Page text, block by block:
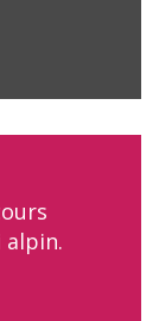
alpin.